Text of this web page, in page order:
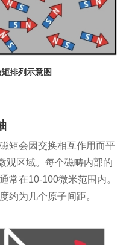
排列示意图
矩会因交换相互作用而平
观区域。每个磁畴内部的
常在10-100微米范围内。
约为几个原子间距。